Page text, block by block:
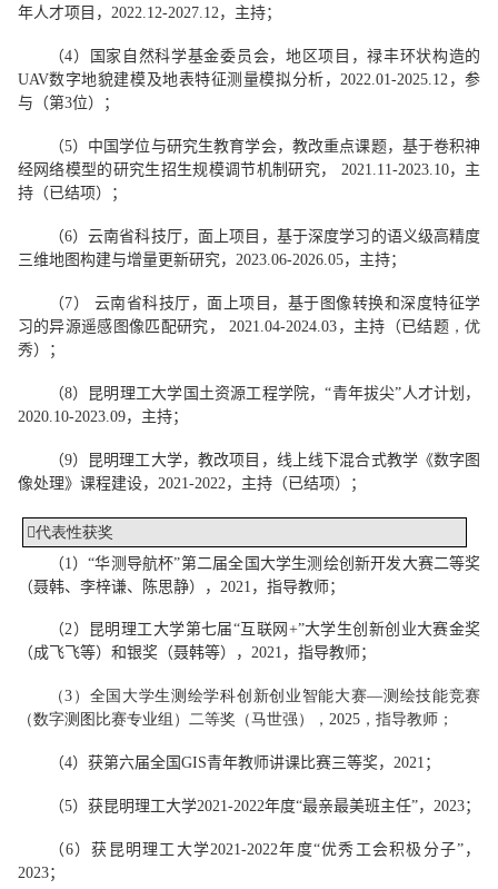
年人才项目，2022.12-2027.12，主持；
（4）国家自然科学基金委员会，地区项目，禄丰环状构造的
UAV数字地貌建模及地表特征测量模拟分析，2022.01-2025.12 ，参
与（第3位）；
（5）中国学位与研究生教育学会，教改重点课题，基于卷积神
经网络模型的研究生招生规模调节机制研究， 2021.11-2023.10，主
持（已结项）；
（6）云南省科技厅，面上项目，基于深度学习的语义级高精度
三维地图构建与增量更新研究，2023. 06-2026. 05，主持；
（7） 云南省科技厅，面上项目，基于图像转换和深度特征学
习的异源遥感图像匹配研究， 2021 .04-2024 .03，主持（已结题 ，优
秀）；
（8）
昆明理工大学国土资源工程学院，“青年拔尖”人才计划，
2020.10-2023.09，主持；
（9）昆明理工大学，教改项目，线上线下混合式教学《数字图
像处理》课程建设，2021-2022 ，主持（已结项）；
代表性获奖
（1）“华测导航杯”第二届全国大学生测绘创新开发大赛二等奖
（聂韩、李梓谦、陈思静），2021 ，指导教师；
（2）昆明理工大学第七届“互联网+”大学生创新创业大赛金奖
（成飞飞等）和银奖（聂韩等），2021 ，指导教师；
（3 ） 全国大学生测绘学科创新创业智能大赛—测绘技能竞赛
（数字测图比赛专业组）二等奖（马世强），2025，指导教师；
（4）获第六届全国GIS青年教师讲课比赛三等奖，2021 ；
（5）获昆明理工大学2021-2022年度“最亲最美班主任”，2023；
（6）获昆明理工大学2021-2022年度“优秀工会积极分子”，
2023；